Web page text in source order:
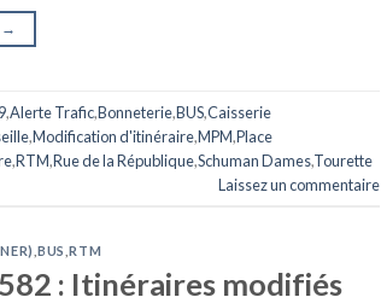
→
,Alerte Trafic,Bonneterie,BUS,Caisserie
,Modification d'itinéraire,MPM,Place
,RTM,Rue de la République,Schuman Dames,Tourette
Laissez un commentaire
,BUS ,RTM
: Itinéraires modifiés